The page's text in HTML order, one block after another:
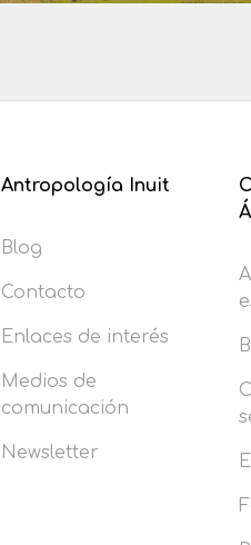
Antropología Inuit
Blog
Contacto
Enlaces de interés
Medios de
comunicación
Newsletter